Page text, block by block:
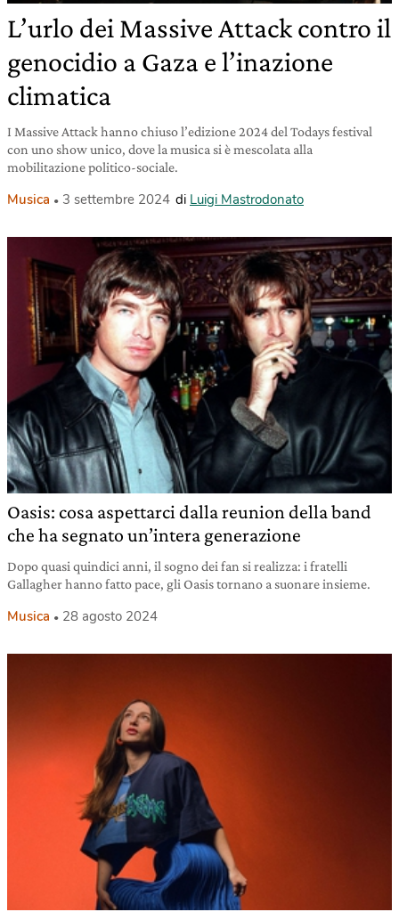
L’urlo dei Massive Attack contro il
genocidio a Gaza e l’inazione
climatica
I Massive Attack hanno chiuso l’edizione 2024 del Todays festival
con uno show unico, dove la musica si è mescolata alla
mobilitazione politico-sociale.
Musica 3 settembre 2024 di Luigi Mastrodonato
Oasis: cosa aspettarci dalla reunion della band
che ha segnato un’intera generazione
Dopo quasi quindici anni, il sogno dei fan si realizza: i fratelli
Gallagher hanno fatto pace, gli Oasis tornano a suonare insieme.
Musica 28 agosto 2024